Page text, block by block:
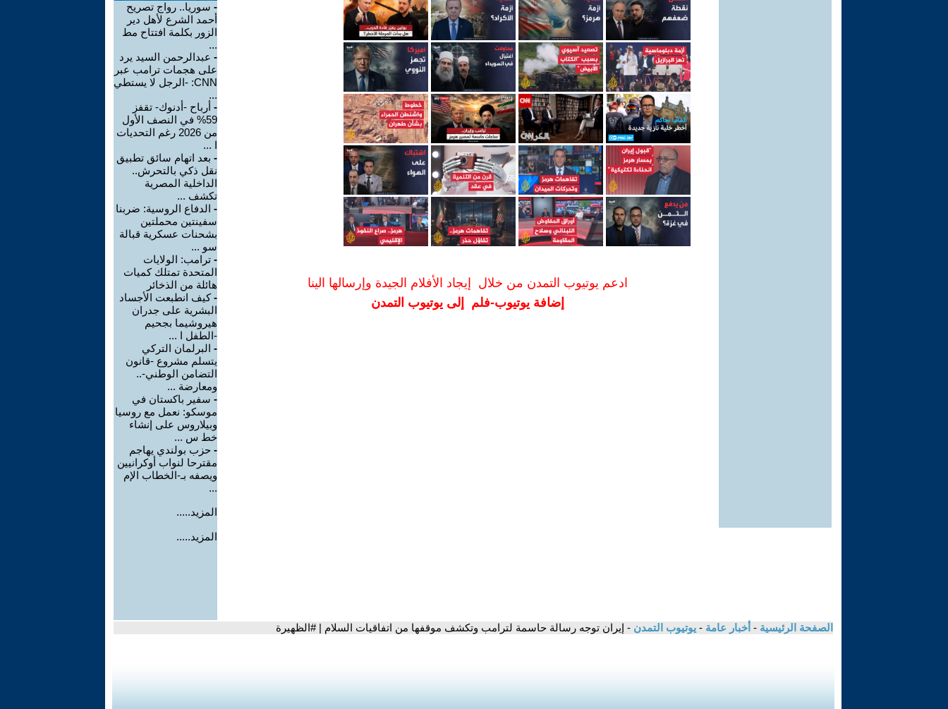
ادعم يوتيوب التمدن من خلال إيجاد الأفلام الجيدة وإرسالها الينا
إضافة يوتيوب-فلم إلى يوتيوب التمدن
- سوريا.. رواج تصريح
أحمد الشرع لأهل دير
الزور بكلمة افتتاح مط
...
- عبدالرحمن السيد يرد
على هجمات ترامب عبر
CNN: -الرجل لا يستطي
...
- أرباح -أدنوك- تقفز
59% في النصف الأول
من 2026 رغم التحديات
ا ...
- بعد اتهام سائق تطبيق
نقل ذكي بالتحرش..
الداخلية المصرية
تكشف ...
- الدفاع الروسية: ضربنا
سفينتين محملتين
بشحنات عسكرية قبالة
سو ...
- ترامب: الولايات
المتحدة تمتلك كميات
هائلة من الذخائر
-كيف انطبعت الأجساد
البشرية على جدران
هيروشيما بجحيم
-الطفل ا ...
- البرلمان التركي
يتسلم مشروع -قانون
التضامن الوطني-..
ومعارضة ...
- سفير باكستان في
موسكو: نعمل مع روسيا
وبيلاروس على إنشاء
خط س ...
- حزب بولندي يهاجم
مقترحا لنواب أوكرانيين
ويصفه بـ-الخطاب الإم
...
المزيد.....
المزيد.....
الصفحة الرئيسية - أخبار عامة - يوتيوب التمدن - إيران توجه رسالة حاسمة لترامب وتكشف موقفها من اتفاقيات السلام | #الظهيرة